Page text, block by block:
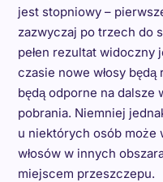
jest stopniowy –
zazwyczaj po trzech do
pełen rezultat widoczny
czasie nowe włosy będą
będą odporne na dalsze
pobrania. Niemniej
u niektórych osób może
włosów w innych
miejscem przeszczepu.